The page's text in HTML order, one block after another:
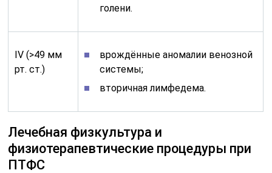
голени.
IV (>49 мм
рт. ст.)
врождённые аномалии венозной
системы;
вторичная лимфедема.
Лечебная физкультура и
физиотерапевтические процедуры при
ПТФС